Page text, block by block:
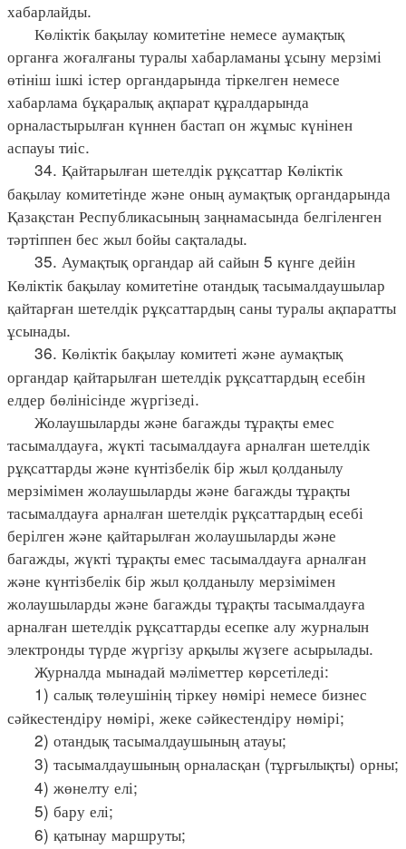
хабарлайды.
Көліктік бақылау комитетіне немесе аумақтық
органға жоғалғаны туралы хабарламаны ұсыну мерзімі
өтініш ішкі істер органдарында тіркелген немесе
хабарлама бұқаралық ақпарат құралдарында
орналастырылған күннен бастап он жұмыс күнінен
аспауы тиіс.
34. Қайтарылған шетелдік рұқсаттар Көліктік
бақылау комитетінде және оның аумақтық органдарында
Қазақстан Республикасының заңнамасында белгіленген
тәртіппен бес жыл бойы сақталады.
35. Аумақтық органдар ай сайын 5 күнге дейін
Көліктік бақылау комитетіне отандық тасымалдаушылар
қайтарған шетелдік рұқсаттардың саны туралы ақпаратты
ұсынады.
36. Көліктік бақылау комитеті және аумақтық
органдар қайтарылған шетелдік рұқсаттардың есебін
елдер бөлінісінде жүргізеді.
Жолаушыларды және багажды тұрақты емес
тасымалдауға, жүкті тасымалдауға арналған шетелдік
рұқсаттарды және күнтізбелік бір жыл қолданылу
мерзімімен жолаушыларды және багажды тұрақты
тасымалдауға арналған шетелдік рұқсаттардың есебі
берілген және қайтарылған жолаушыларды және
багажды, жүкті тұрақты емес тасымалдауға арналған
және күнтізбелік бір жыл қолданылу мерзімімен
жолаушыларды және багажды тұрақты тасымалдауға
арналған шетелдік рұқсаттарды есепке алу журналын
электронды түрде жүргізу арқылы жүзеге асырылады.
Журналда мынадай мәліметтер көрсетіледі:
1) салық төлеушінің тіркеу нөмірі немесе бизнес
сәйкестендіру нөмірі, жеке сәйкестендіру нөмірі;
2) отандық тасымалдаушының атауы;
3) тасымалдаушының орналасқан (тұрғылықты) орны;
4) жөнелту елі;
5) бару елі;
6) қатынау маршруты;